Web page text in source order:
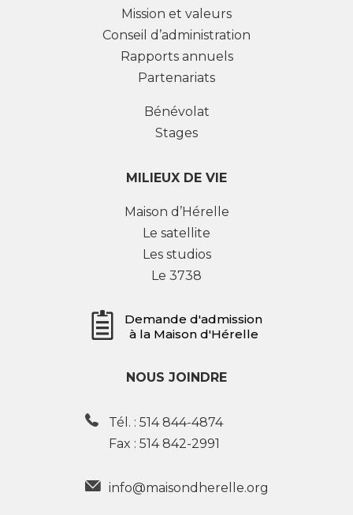
Mission et valeurs
Conseil d’administration
Rapports annuels
Partenariats
Bénévolat
Stages
MILIEUX DE VIE
Maison d’Hérelle
Le satellite
Les studios
Le 3738
Demande d'admission
à la Maison d'Hérelle
NOUS JOINDRE
Tél. : 514 844-4874
Fax : 514 842-2991
info@maisondherelle.org